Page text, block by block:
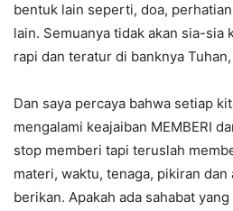
bentuk lain seperti, doa,
lain. Semuanya tidak akan sia-sia
rapi dan teratur di banknya
Dan saya percaya bahwa setiap
mengalami keajaiban MEMBERI
stop memberi tapi teruslah
materi, waktu, tenaga, pikiran dan
berikan. Apakah ada sahabat